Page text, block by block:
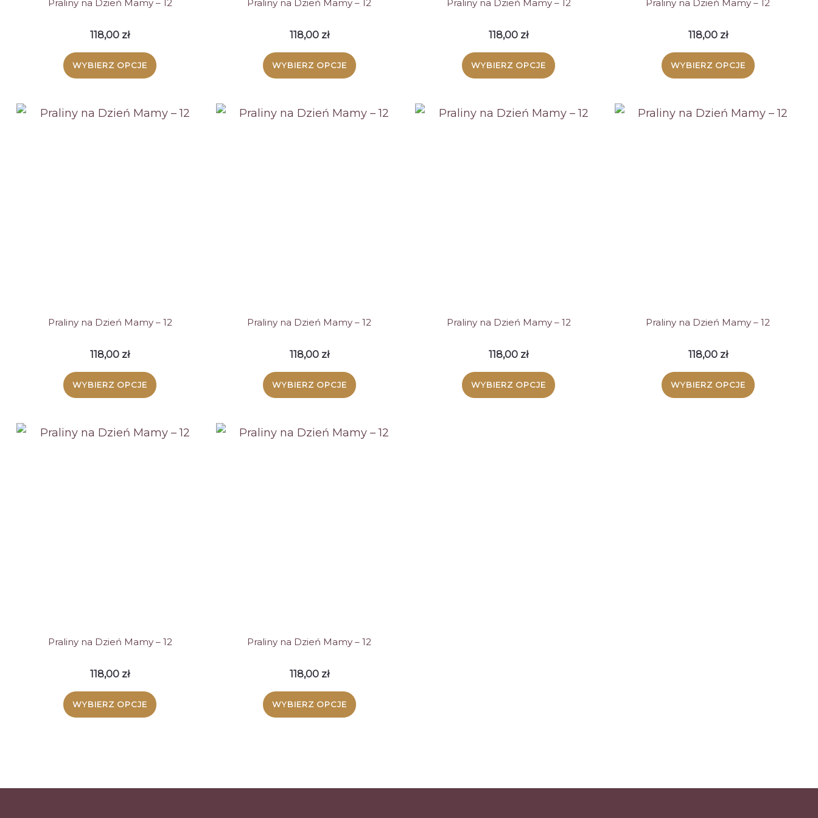
Praliny na Dzień Mamy – 12
118,00 zł
WYBIERZ OPCJE
Praliny na Dzień Mamy – 12
118,00 zł
WYBIERZ OPCJE
Praliny na Dzień Mamy – 12
118,00 zł
WYBIERZ OPCJE
Praliny na Dzień Mamy – 12
118,00 zł
WYBIERZ OPCJE
Praliny na Dzień Mamy – 12
118,00 zł
WYBIERZ OPCJE
Praliny na Dzień Mamy – 12
118,00 zł
WYBIERZ OPCJE
Praliny na Dzień Mamy – 12
118,00 zł
WYBIERZ OPCJE
Praliny na Dzień Mamy – 12
118,00 zł
WYBIERZ OPCJE
Praliny na Dzień Mamy – 12
118,00 zł
WYBIERZ OPCJE
Praliny na Dzień Mamy – 12
118,00 zł
WYBIERZ OPCJE